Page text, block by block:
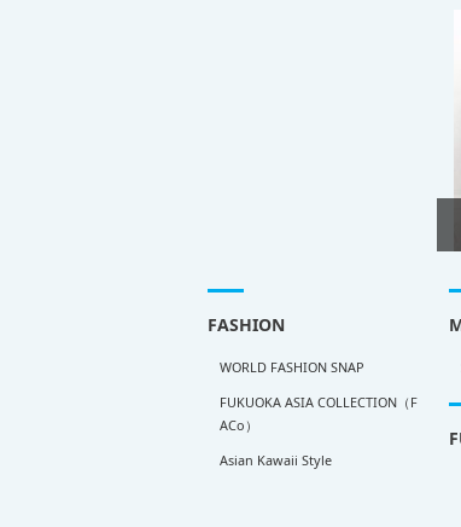
FASHION
WORLD FASHION SNAP
FUKUOKA ASIA COLLECTION（F
ACo）
Asian Kawaii Style